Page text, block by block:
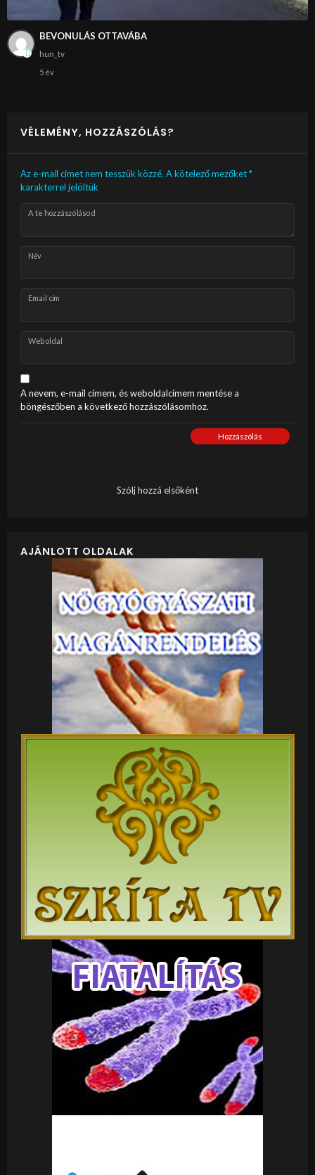
BEVONULÁS OTTAVÁBA
hun_tv
5 év
VÉLEMÉNY, HOZZÁSZÓLÁS?
Az e-mail címet nem tesszük közzé. A kötelező mezőket*
karakterrel jelöltük
A te hozzászólásod
Név
Email cím
Weboldal
A nevem, e-mail címem, és weboldalcímem mentése a
böngészőben a következő hozzászólásomhoz.
Hozzászólás
Szólj hozzá elsőként
AJÁNLOTT OLDALAK